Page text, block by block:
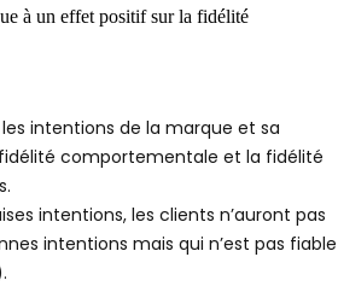
à un effet positif sur la fidélité
intentions de la marque et sa
comportementale et la fidélité
intentions, les clients n’auront pas
intentions mais qui n’est pas fiable